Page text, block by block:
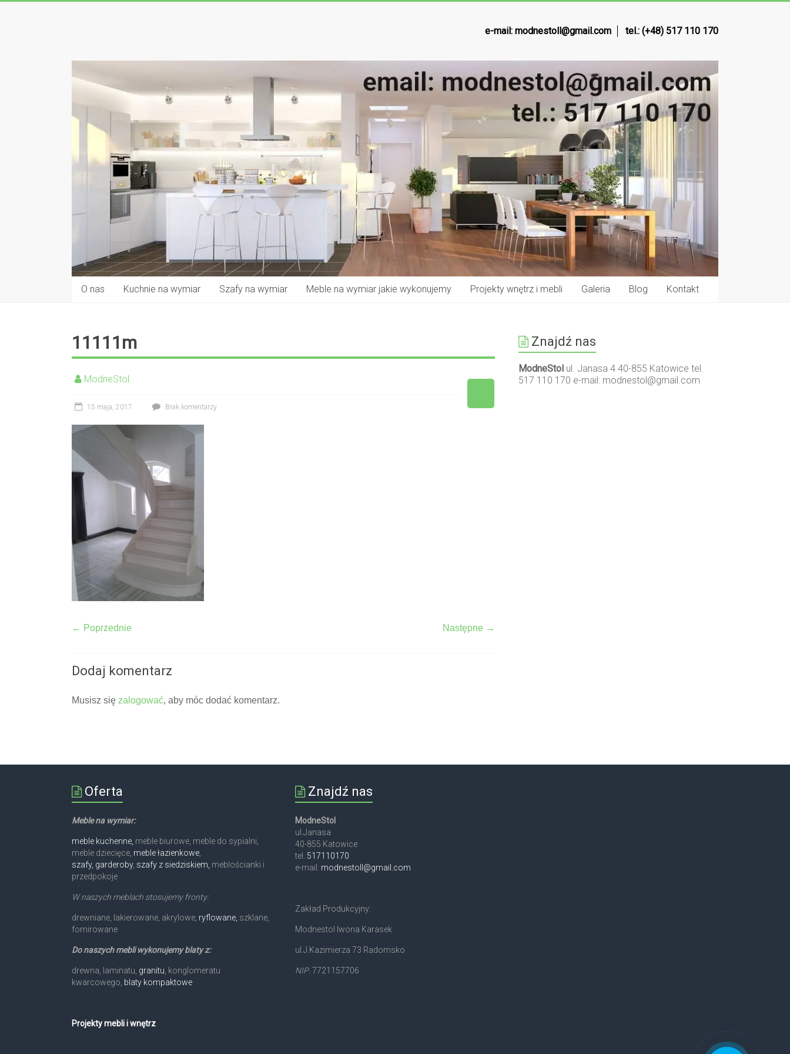
e-mail: modnestoll@gmail.com tel.: (+48) 517 110 170
O nas Kuchnie na wymiar Szafy na wymiar Meble na wymiar jakie wykonujemy Projekty wnętrz i mebli Galeria Blog Kontakt
11111m
ModneStol
15 maja, 2017 Brak komentarzy
← Poprzednie Następne →
Dodaj komentarz
Musisz się zalogować, aby móc dodać komentarz.
Znajdź nas
ModneStol ul. Janasa 4 40-855 Katowice tel.
517 110 170 e-mail: modnestol@gmail.com
Oferta
Meble na wymiar:
meble kuchenne, meble biurowe, meble do sypialni,
meble dziecięce, meble łazienkowe
szafy, garderoby, szafy z siedziskiem, meblościanki i
przedpokoje
W naszych meblach stosujemy fronty:
drewniane, lakierowane, akrylowe, ryflowane, szklane,
fornirowane
Do naszych mebli wykonujemy blaty z:
drewna, laminatu, granitu , konglomeratu
kwarcowego, blaty kompaktowe
Projekty mebli i wnętrz
Znajdź nas
ModneStol
ul.Janasa
40-855 Katowice
tel. 517110170
e-mail: modnestoll@gmail.com
Zakład Produkcyjny:
Modnestol Iwona Karasek
ul.J.Kazimierza 73 Radomsko
NIP. 7721157706